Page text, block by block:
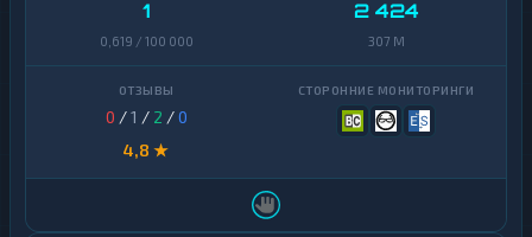
1
0,619 / 100 000
2 424
307 M
0 /1 / 2 /0
4,8 ★